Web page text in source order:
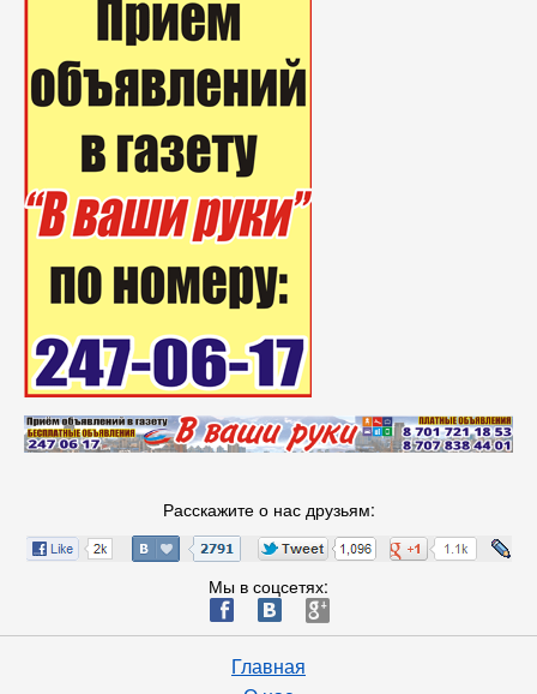
Расскажите о нас друзьям:
Мы в соцсетях:
ä æ è
Главная